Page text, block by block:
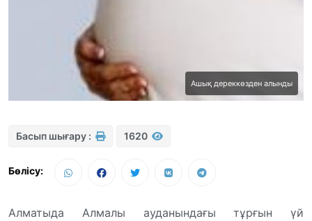
Ашық дереккөзден алынды
Басып шығару : 1620
Бөлісу:
Алматыда Алмалы ауданындағы тұрғын үй